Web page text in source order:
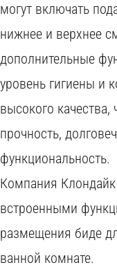
могут включать
нижнее и верхнее
дополнительные
уровень гигиены и
высокого качества,
прочность,
функциональность.
Компания Клондайк
встроенными
размещения биде
ванной комнате.